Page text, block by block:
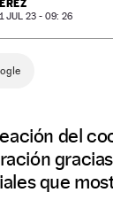
JUL 23 - 09: 26
del
que